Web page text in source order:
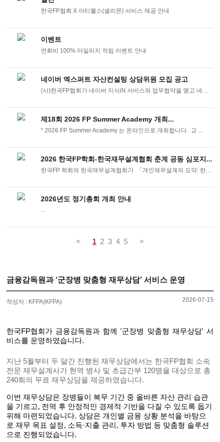
한국FP협회 X 아티웰스(셀리몬) 서비스 제공 안내
이벤트
연회비 100% 마일리지 적립 이벤트 안내
네이버 엑스퍼트 자산컨설팅 상담위원 모집 공고
(사)한국FP협회가 네이버 지식iN 서비스와 업무협약을 맺고 네이버 엑스퍼트 자산컨 ...
제18회 2026 FP Summer Academy 개최...
* 2026 FP Summer Academy 는 온라인으로 개최합니다. 교 ...
2026 한국FP학회-한국재무설계협회 춘계 공동 심포지...
한국FP 학회와 한국재무설계협회가 「개인재무설계의 도약: 한국형 ...
2026년도 정기총회 개최 안내
...
< 1 2 3 4 5 >
금융감독원과 ‘군장병 맞춤형 재무상담’ 서비스 운영
작성자 : KFPA(KFPA) 2026-07-15
한국FP협회가 금융감독원과 함께 '군장병 맞춤형 재무상담' 서
비스를 운영하였습니다.
지난 5월부터 두 달간 진행된 재무상담에서는 한국FP협회 소속
전문 재무설계사가 현역 병사 및 초급간부 120명을 대상으로 총
240회의 무료 재무상담을 제공하였습니다.
이번 재무상담은 장병들이 복무 기간 중 올바른 자산 관리 습관
을 기르고, 전역 후 안정적인 경제적 기반을 다질 수 있도록 돕기
위해 마련되었습니다. 상담은 개인별 금융 상황 분석을 바탕으
로재무 목표 설정, 소득·지출 관리, 투자 방법 등 맞춤형 솔루션
으로 진행되었습니다.